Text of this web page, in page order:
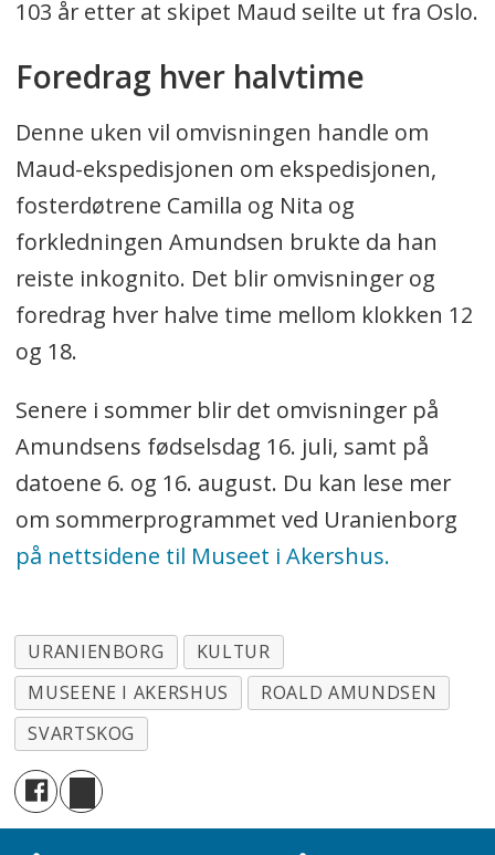
103 år etter at skipet Maud seilte ut fra Oslo.
Foredrag hver halvtime
Denne uken vil omvisningen handle om
Maud-ekspedisjonen om ekspedisjonen,
fosterdøtrene Camilla og Nita og
forkledningen Amundsen brukte da han
reiste inkognito. Det blir omvisninger og
foredrag hver halve time mellom klokken 12
og 18.
Senere i sommer blir det omvisninger på
Amundsens fødselsdag 16. juli, samt på
datoene 6. og 16. august. Du kan lese mer
om sommerprogrammet ved Uranienborg
på nettsidene til Museet i Akershus.
URANIENBORG
KULTUR
MUSEENE I AKERSHUS
ROALD AMUNDSEN
SVARTSKOG